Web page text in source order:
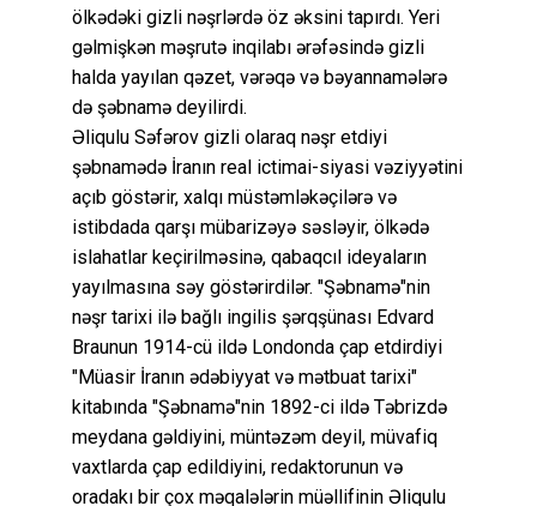
ölkədəki gizli nəşrlərdə öz əksini tapırdı. Yeri
gəlmişkən məşrutə inqilabı ərəfəsində gizli
halda yayılan qəzet, vərəqə və bəyannamələrə
də şəbnamə deyilirdi.
Əliqulu Səfərov gizli olaraq nəşr etdiyi
şəbnamədə İranın real ictimai-siyasi vəziyyətini
açıb göstərir, xalqı müstəmləkəçilərə və
istibdada qarşı mübarizəyə səsləyir, ölkədə
islahatlar keçirilməsinə, qabaqcıl ideyaların
yayılmasına səy göstərirdilər. "Şəbnamə"nin
nəşr tarixi ilə bağlı ingilis şərqşünası Edvard
Braunun 1914-cü ildə Londonda çap etdirdiyi
"Müasir İranın ədəbiyyat və mətbuat tarixi"
kitabında "Şəbnamə"nin 1892-ci ildə Təbrizdə
meydana gəldiyini, müntəzəm deyil, müvafiq
vaxtlarda çap edildiyini, redaktorunun və
oradakı bir çox məqalələrin müəllifinin Əliqulu